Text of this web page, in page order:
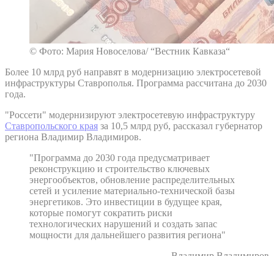
© Фото: Мария Новоселова/ “Вестник Кавказа“
Более 10 млрд руб направят в модернизацию электросетевой
инфраструктуры Ставрополья. Программа рассчитана до 2030
года.
"Россети" модернизируют электросетевую инфраструктуру
Ставропольского края за 10,5 млрд руб, рассказал губернатор
региона Владимир Владимиров.
"Программа до 2030 года предусматривает
реконструкцию и строительство ключевых
энергообъектов, обновление распределительных
сетей и усиление материально-технической базы
энергетиков. Это инвестиции в будущее края,
которые помогут сократить риски
технологических нарушений и создать запас
мощности для дальнейшего развития региона"